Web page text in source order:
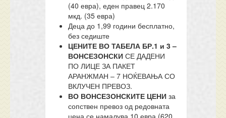
(40 евра), еден правец 2.170
мкд. (35 евра)
Деца до 1,99 години бесплатно,
без седиште
ЦЕНИТЕ ВО ТАБЕЛА БР.1 и 3 –
ВОНСЕЗОНСКИ СЕ ДАДЕНИ
ПО ЛИЦЕ ЗА ПАКЕТ
АРАНЖМАН – 7 НОЌЕВАЊА СО
ВКЛУЧЕН ПРЕВОЗ.
ВО ВОНСЕЗОНСКИТЕ ЦЕНИ за
сопствен превоз од редовната
цена се намалува 10 евра (620